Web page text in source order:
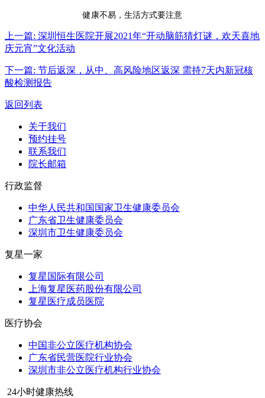
健康不易，生活方式要注意
上一篇: 深圳恒生医院开展2021年“开动脑筋猜灯谜，欢天喜地
庆元宵”文化活动
下一篇: 节后返深，从中、高风险地区返深 需持7天内新冠核
酸检测报告
返回列表
关于我们
预约挂号
联系我们
院长邮箱
行政监督
中华人民共和国国家卫生健康委员会
广东省卫生健康委员会
深圳市卫生健康委员会
复星一家
复星国际有限公司
上海复星医药股份有限公司
复星医疗成员医院
医疗协会
中国非公立医疗机构协会
广东省民营医院行业协会
深圳市非公立医疗机构行业协会
24小时健康热线